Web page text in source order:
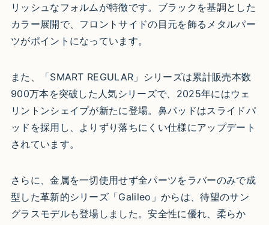
リッシュなフォルムが特徴です。ブラックを基調とした
カラー展開で、フロントサイドの目元を飾るメタルパー
ツがポイントになっています。
また、「SMART REGULAR」シリーズは累計販売本数
900万本を突破した人気シリーズで、2025年にはウェ
リントンシェイプが新たに登場。鼻パッドはスライドパ
ッドを採用し、よりずり落ちにくい仕様にアップデート
されています。
さらに、金属を一切使用せず全パーツをラバーのみで成
型した革新的シリーズ「Galileo」からは、待望のサン
グラスモデルも登場しました。安全性に優れ、柔らか